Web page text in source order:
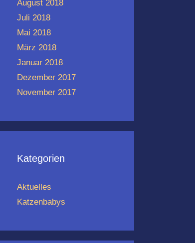
August 2018
Juli 2018
Mai 2018
März 2018
Januar 2018
Dezember 2017
November 2017
Kategorien
Aktuelles
Katzenbabys